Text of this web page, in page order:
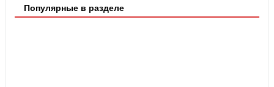
Популярные в разделе